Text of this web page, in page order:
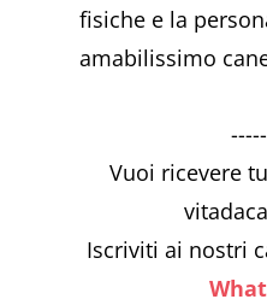
fisiche e la
amabilissimo
Vuoi ricevere
Iscriviti ai nostri